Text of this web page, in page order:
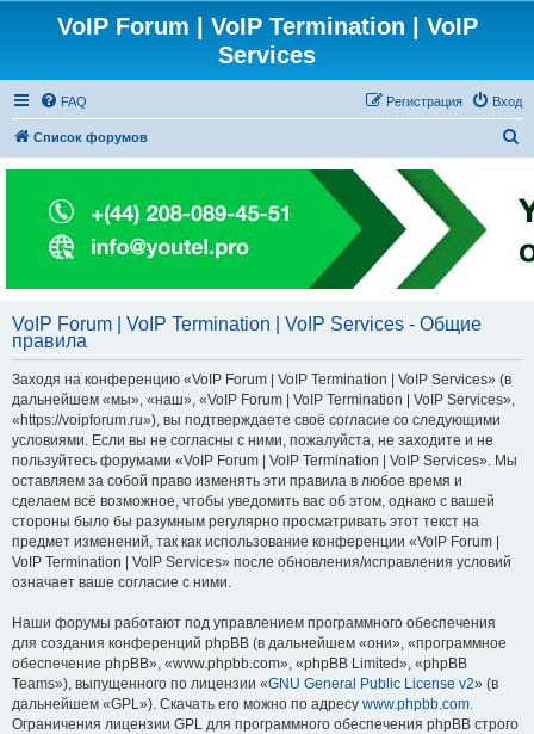
VoIP Forum | VoIP Termination | VoIP
Services
FAQ Вход
Регистрация
Список форумов
с
к
VoIP Forum | VoIP Termination | VoIP Services - Общие
правила
Заходя на конференцию «VoIP Forum | VoIP Termination | VoIP Services» (в
дальнейшем «мы», «наш», «VoIP Forum | VoIP Termination | VoIP Services»,
«https://voipforum.ru»), вы подтверждаете своё согласие со следующими
условиями. Если вы не согласны с ними, пожалуйста, не заходите и не
пользуйтесь форумами «VoIP Forum | VoIP Termination | VoIP Services». Мы
оставляем за собой право изменять эти правила в любое время и
сделаем всё возможное, чтобы уведомить вас об этом, однако с вашей
стороны было бы разумным регулярно просматривать этот текст на
предмет изменений, так как использование конференции «VoIP Forum |
VoIP Termination | VoIP Services» после обновления/исправления условий
означает ваше согласие с ними.
Наши форумы работают под управлением программного обеспечения
для создания конференций phpBB (в дальнейшем «они», «программное
обеспечение phpBB», «www.phpbb.com», «phpBB Limited», «phpBB
Teams»), выпущенного по лицензии «GNU General Public License v2» (в
дальнейшем «GPL»). Скачать его можно по адресу www.phpbb.com.
Ограничения лицензии GPL для программного обеспечения phpBB строго